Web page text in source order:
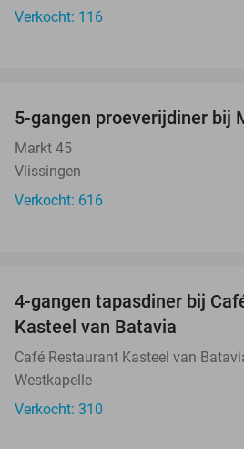
Verkocht: 116
5-gangen proeverijdiner bij
Markt 45
Vlissingen
Verkocht: 616
4-gangen tapasdiner bij
Kasteel van Batavia
Café Restaurant Kasteel van
Westkapelle
Verkocht: 310